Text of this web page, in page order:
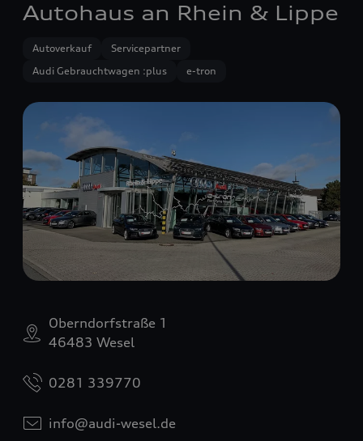
Autohaus an Rhein & Lippe
Autoverkauf
Servicepartner
Audi Gebrauchtwagen :plus
e-tron
Oberndorfstraße 1
46483 Wesel
0281 339770
info@audi-wesel.de